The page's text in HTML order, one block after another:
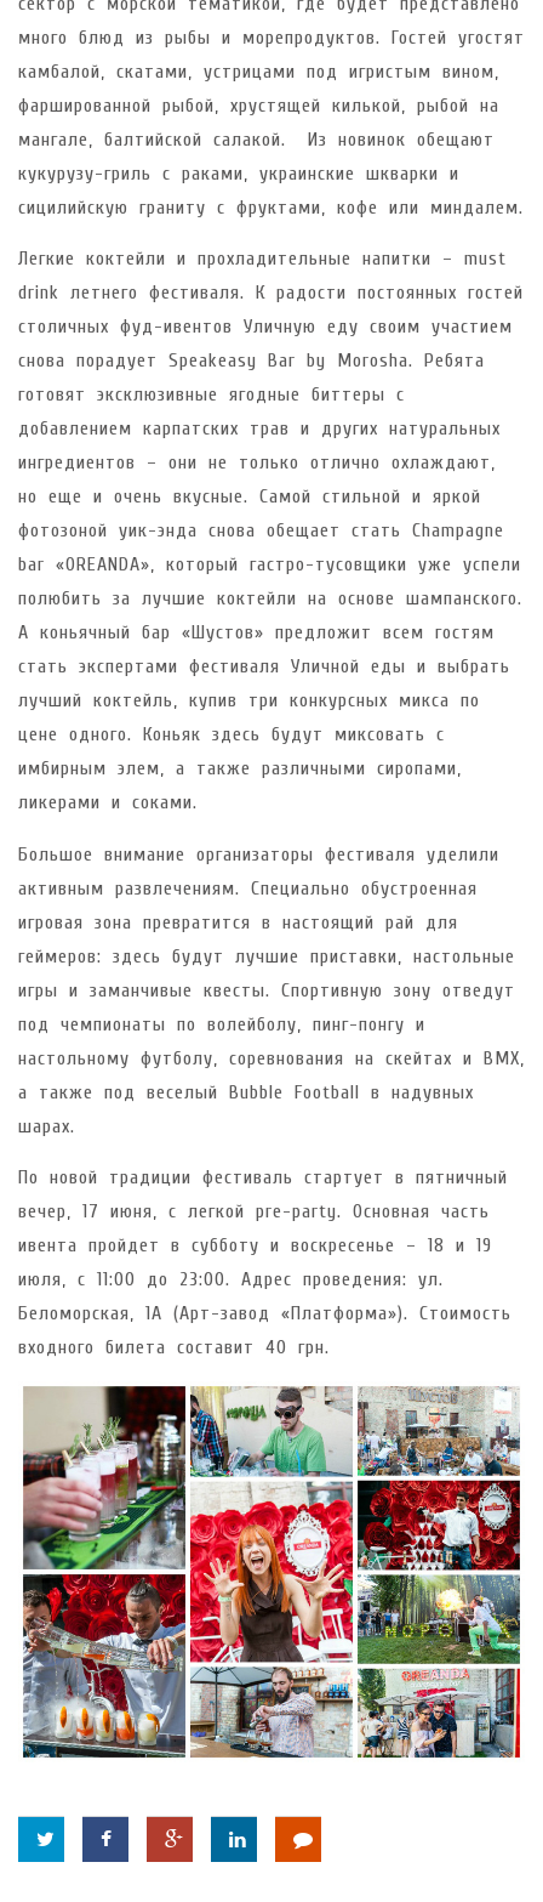
много блюд из рыбы и морепродуктов. Гостей угостят
камбалой, скатами, устрицами под игристым вином,
фаршированной рыбой, хрустящей килькой, рыбой на
мангале, балтийской салакой. Из новинок обещают
кукурузу-гриль с раками, украинские шкварки и
сицилийскую граниту с фруктами, кофе или миндалем.
Легкие коктейли и прохладительные напитки – must
drink летнего фестиваля. К радости постоянных гостей
столичных фуд-ивентов Уличную еду своим участием
снова порадует Speakeasy Bar by Morosha. Ребята
готовят эксклюзивные ягодные биттеры с
добавлением карпатских трав и других натуральных
ингредиентов – они не только отлично охлаждают,
но еще и очень вкусные. Самой стильной и яркой
фотозоной уик-энда снова обещает стать Champagne
bar «OREANDA», который гастро-тусовщики уже успели
полюбить за лучшие коктейли на основе шампанского.
А коньячный бар «Шустов» предложит всем гостям
стать экспертами фестиваля Уличной еды и выбрать
лучший коктейль, купив три конкурсных микса по
цене одного. Коньяк здесь будут миксовать с
имбирным элем, а также различными сиропами,
ликерами и соками.
Большое внимание организаторы фестиваля уделили
активным развлечениям. Специально обустроенная
игровая зона превратится в настоящий рай для
геймеров: здесь будут лучшие приставки, настольные
игры и заманчивые квесты. Спортивную зону отведут
под чемпионаты по волейболу, пинг-понгу и
настольному футболу, соревнования на скейтах и BMX,
а также под веселый Bubble Football в надувных
шарах.
По новой традиции фестиваль стартует в пятничный
вечер, 17 июня, с легкой pre-party. Основная часть
ивента пройдет в субботу и воскресенье – 18 и 19
июля, с 11:00 до 23:00. Адрес проведения: ул.
Беломорская, 1А (Арт-завод «Платформа»). Стоимость
входного билета составит 40 грн.